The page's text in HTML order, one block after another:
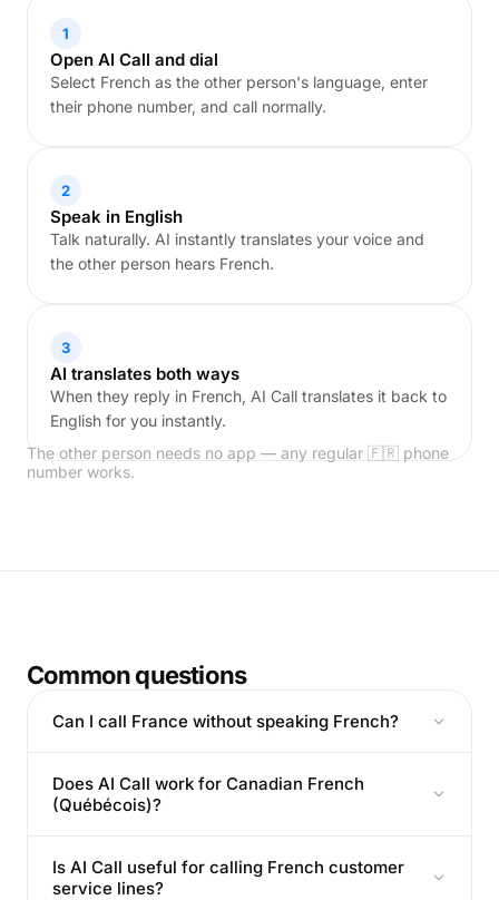
1
Open AI Call and dial
Select French as the other person's language, enter
their phone number, and call normally.
2
Speak in English
Talk naturally. AI instantly translates your voice and
the other person hears French.
3
AI translates both ways
When they reply in French, AI Call translates it back to
English for you instantly.
The other person needs no app — any regular 🇫🇷 phone
number works.
Common questions
Can I call France without speaking French?
Does AI Call work for Canadian French
(Québécois)?
Is AI Call useful for calling French customer
service lines?